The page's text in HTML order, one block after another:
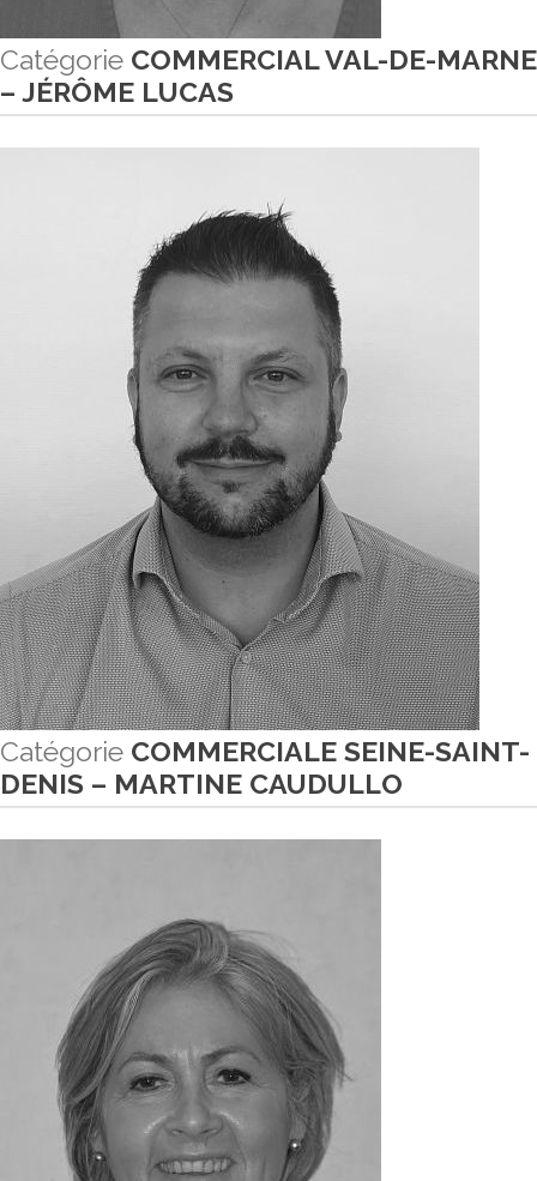
Catégorie COMMERCIAL VAL-DE-MARNE
– JÉRÔME LUCAS
Catégorie COMMERCIALE SEINE-SAINT-
DENIS – MARTINE CAUDULLO